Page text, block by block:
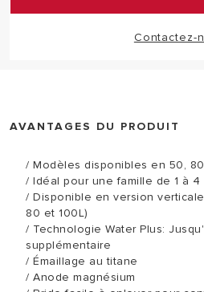
Contactez-
AVANTAGES DU PRODUIT
/ Modèles disponibles en 50,
/ Idéal pour une famille de 1 à 4
/ Disponible en version
80 et 100L)
/ Technologie Water Plus:
supplémentaire
/ Émaillage au titane
/ Anode magnésium